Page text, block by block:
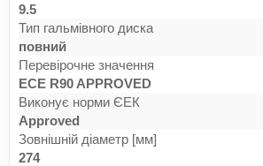
9.5
Тип гальмівного диска
повний
Перевірочне значення
ECE R90 APPROVED
Виконує норми ЄЕК
Approved
Зовнішній діаметр [мм]
274